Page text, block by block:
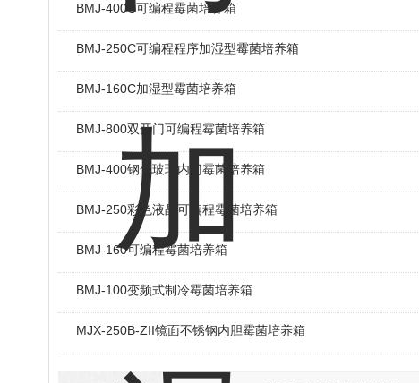
BMJ-400C可编程霉菌培养箱
BMJ-250C可编程程序加湿型霉菌培养箱
BMJ-160C加湿型霉菌培养箱
BMJ-800双开门可编程霉菌培养箱
BMJ-400钢化玻璃内门霉菌培养箱
BMJ-250彩色液晶可编程霉菌培养箱
BMJ-160可编程霉菌培养箱
BMJ-100变频式制冷霉菌培养箱
MJX-250B-ZII镜面不锈钢内胆霉菌培养箱